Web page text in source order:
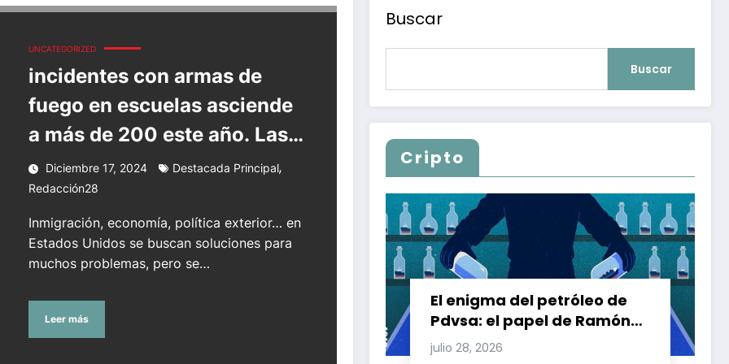
más de 200 este año. Las soluciones a la crisis de violencia armada no llegan
UNCATEGORIZED
incidentes con armas de
fuego en escuelas asciende
a más de 200 este año. Las
soluciones a la crisis de
violencia armada no llegan
Diciembre 17, 2024 Destacada Principal,
Redacción28
Inmigración, economía, política exterior… en
Estados Unidos se buscan soluciones para
muchos problemas, pero se…
Leer más
Buscar
Buscar
Cripto
El enigma del petróleo de
Pdvsa: el papel de Ramón
Carretero en el triángulo de
julio 28, 2026